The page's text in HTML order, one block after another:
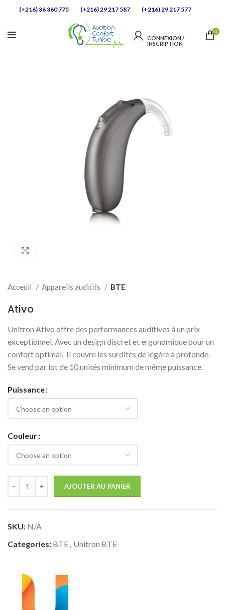
(+216) 36 360 775 (+216) 29 217 587 (+216) 29 217 577
CONNEXION /
INSCRIPTION
0
Acceuil Appareils auditifs BTE
Ativo
Unitron Ativo offre des performances auditives à un prix
exceptionnel. Avec un design discret et ergonomique pour un
confort optimal. Il couvre les surdités de légère à profonde.
Se vend par lot de 10 unités minimum de même puissance.
Puissance
Couleur
AJOUTER AU PANIER
SKU: N/A
Categories: BTE, Unitron BTE